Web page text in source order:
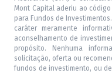
Mont Capital aderiu ao código
para Fundos de
caráter meramente
aconselhamento de
propósito. Nenhuma
solicitação, oferta ou
fundos de investimento, ou